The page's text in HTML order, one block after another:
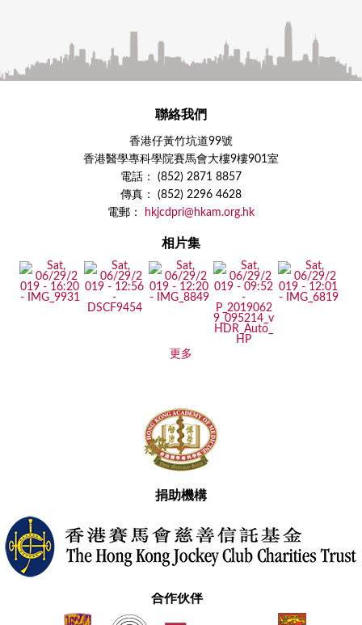
聯絡我們
香港仔黃竹坑道99號
香港醫學專科學院賽馬會大樓9樓901室
電話： (852) 2871 8857
傳真： (852) 2296 4628
電郵：
hkjcdpri@hkam.org.hk
相片集
更多
捐助機構
合作伙伴